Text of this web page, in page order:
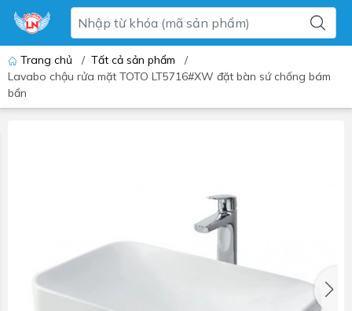
Trang chủ / Tất cả sản phẩm
/
Lavabo chậu rửa mặt TOTO LT5716#XW đặt bàn sứ chống bám
bẩn